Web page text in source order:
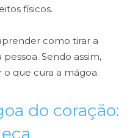
físicos.
como tirar a
Sendo assim,
que cura a mágoa.
do coração: